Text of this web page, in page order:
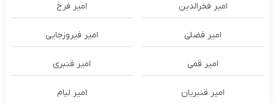
امیر فخرالدین امیر فرخ
امیر فضلی امیر فیروزجایی
امیر قمی امیر قنبری
امیر قنبریان امیر لیام